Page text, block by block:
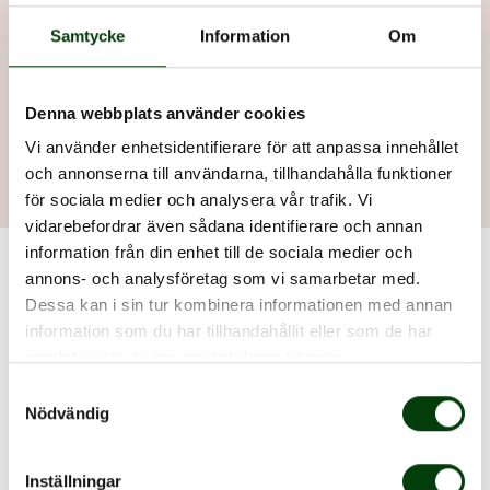
Samtycke Information Om
Denna webbplats använder cookies
Vi använder enhetsidentifierare för att anpassa innehållet
och annonserna till användarna, tillhandahålla funktioner
för sociala medier och analysera vår trafik. Vi
vidarebefordrar även sådana identifierare och annan
information från din enhet till de sociala medier och
annons- och analysföretag som vi samarbetar med.
Dessa kan i sin tur kombinera informationen med annan
information som du har tillhandahållit eller som de har
Nödvändig
Inställningar
Hitta till Nobina Värmland
och vägbeskrivning.
Här hittar du Nobina i Värmland